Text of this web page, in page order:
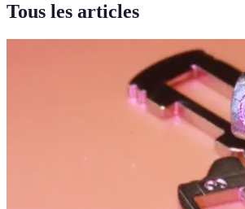
Tous les articles